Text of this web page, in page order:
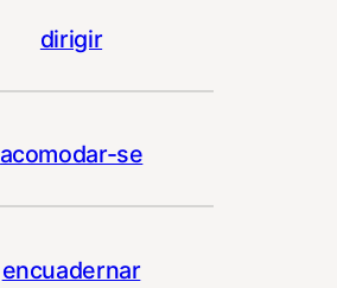
dirigir
acomodar-se
encuadernar